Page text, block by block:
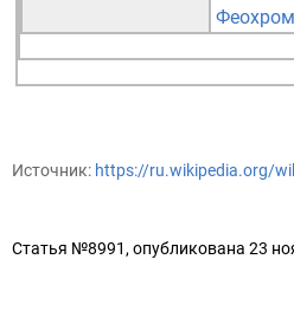
Источник: https://ru.wikipedia.org/
Статья №8991, опубликована 23